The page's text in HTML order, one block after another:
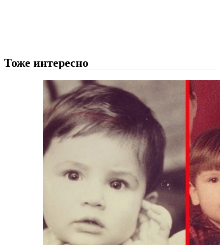
Тоже интересно